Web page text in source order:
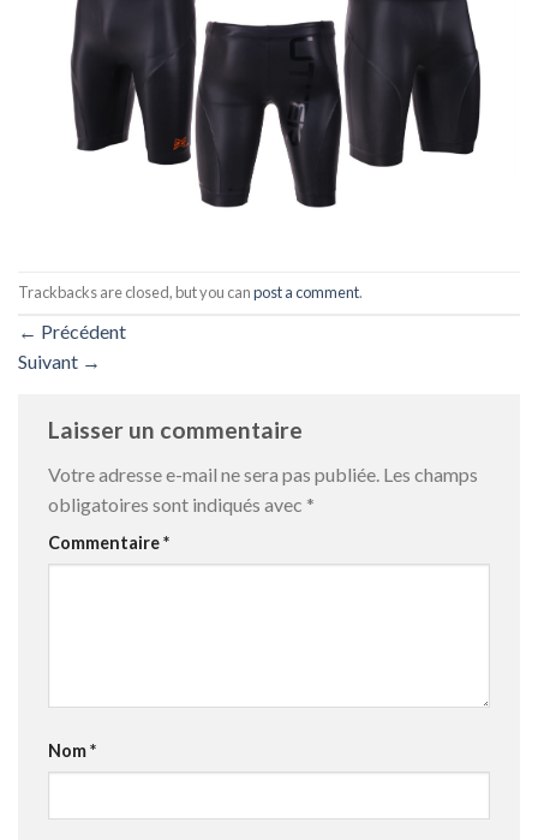
Trackbacks are closed, but you canpost a comment.
← Précédent
Suivant →
Laisser un commentaire
Votre adresse e-mail ne sera pas publiée. Les champs
obligatoires sont indiqués avec *
Commentaire*
Nom*